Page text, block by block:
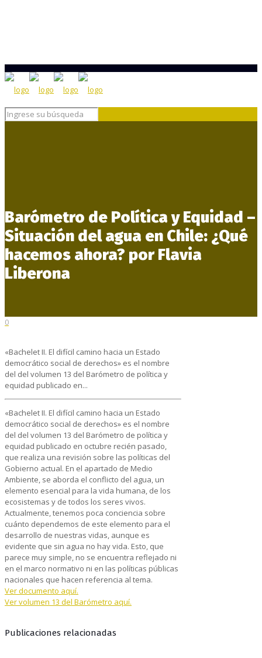
Barómetro de Política y Equidad –
Situación del agua en Chile: ¿Qué
hacemos ahora? por Flavia
Liberona
0
«Bachelet II. El difícil camino hacia un Estado
democrático social de derechos» es el nombre
del del volumen 13 del Barómetro de política y
equidad publicado en...
«Bachelet II. El difícil camino hacia un Estado
democrático social de derechos» es el nombre
del del volumen 13 del Barómetro de política y
equidad publicado en octubre recién pasado,
que realiza una revisión sobre las políticas del
Gobierno actual. En el apartado de Medio
Ambiente, se aborda el conflicto del agua, un
elemento esencial para la vida humana, de los
ecosistemas y de todos los seres vivos.
Actualmente, tenemos poca conciencia sobre
cuánto dependemos de este elemento para el
desarrollo de nuestras vidas, aunque es
evidente que sin agua no hay vida. Esto, que
parece muy simple, no se encuentra reflejado ni
en el marco normativo ni en las políticas públicas
nacionales que hacen referencia al tema.
Ver documento aquí.
Ver volumen 13 del Barómetro aquí.
Publicaciones relacionadas